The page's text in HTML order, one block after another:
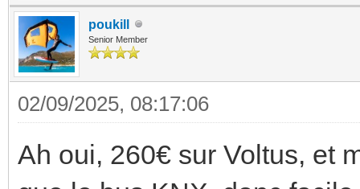
poukill
Senior Member
02/09/2025, 08:17:06
Ah oui, 260€ sur Voltus, et